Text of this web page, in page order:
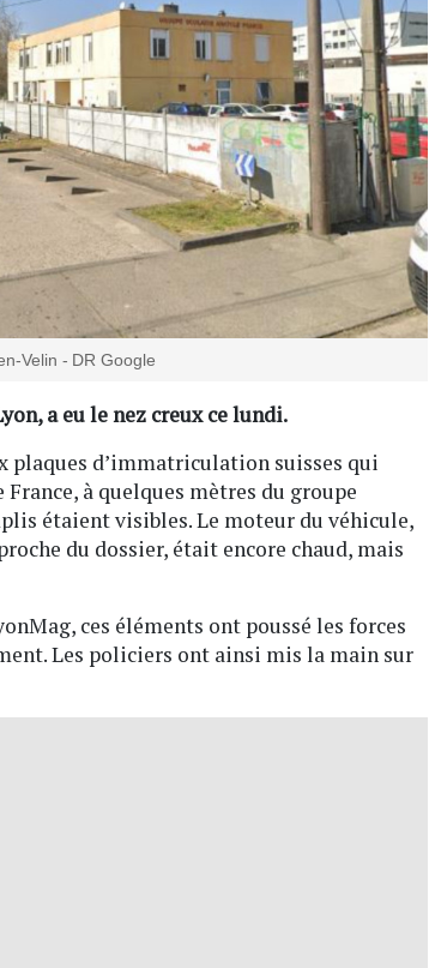
Velin - DR Google
a eu le nez creux ce lundi.
plaques d’immatriculation suisses qui
à quelques mètres du groupe
étaient visibles. Le moteur du véhicule,
du dossier, était encore chaud, mais
ces éléments ont poussé les forces
Les policiers ont ainsi mis la main sur